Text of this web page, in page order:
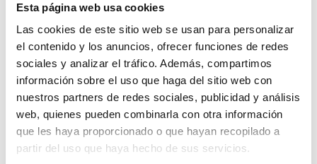
Esta página web usa cookies
Las cookies de este sitio web se usan para personalizar
el contenido y los anuncios, ofrecer funciones de redes
sociales y analizar el tráfico. Además, compartimos
información sobre el uso que haga del sitio web con
nuestros partners de redes sociales, publicidad y análisis
web, quienes pueden combinarla con otra información
que les haya proporcionado o que hayan recopilado a
partir del uso que haya hecho de sus servicios.
¿CÓMO ELEGIR EL EQUIPAMIENTO DE FRÍO
COMERCIAL IDEAL SEGÚN TU TIPO DE NEGOCIO?
Consejos de uso y mantenimiento
6 de febrero de 2026